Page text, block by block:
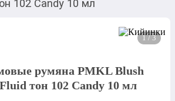
102 Candy 10 мл
1 / 3
румяна PMKL Blush
тон 102 Candy 10 мл